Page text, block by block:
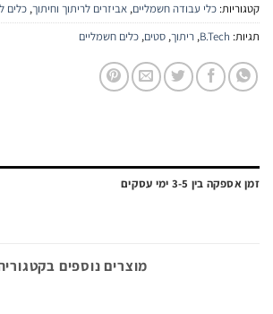
כלי עבודה חשמליים,אביזרים לריתוך וחיתוך, כלים לתעשייה
B.Tech
,ריתוך,סטים,כלים חשמליים
בין 3-5 ימי עסקים
מוצרים נוספים בקטגוריה